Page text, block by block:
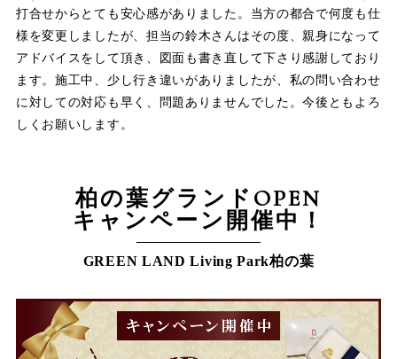
打合せからとても安心感がありました。当方の都合で何度も仕
様を変更しましたが、担当の鈴木さんはその度、親身になって
アドバイスをして頂き、図面も書き直して下さり感謝しており
ます。施工中、少し行き違いがありましたが、私の問い合わせ
に対しての対応も早く、問題ありませんでした。今後ともよろ
しくお願いします。
柏の葉グランドOPEN
キャンペーン開催中！
GREEN LAND Living Park柏の葉